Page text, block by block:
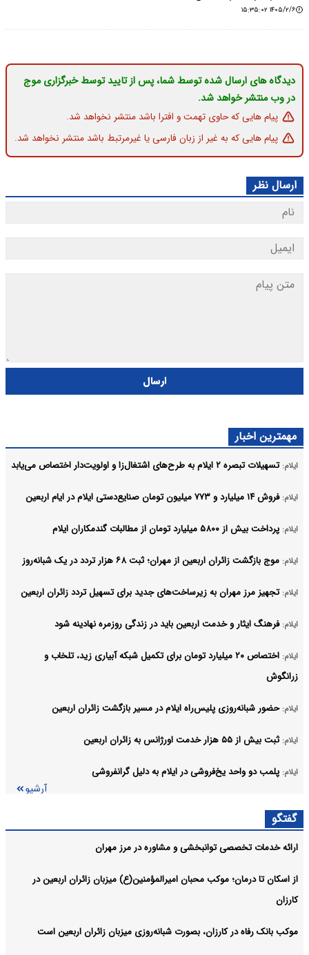
۱۴۰۵/۲/۶ ۱۵:۳۵:۰۲
دیدگاه های ارسال شده توسط شما، پس از تایید توسط خبرگزاری موج
در وب منتشر خواهد شد.
پیام هایی که حاوی تهمت و افترا باشد منتشر نخواهد شد.
پیام هایی که به غیر از زبان فارسی یا غیرمرتبط باشد منتشر نخواهد شد.
ارسال نظر
ارسال
مهمترین اخبار
ایلام: تسهیلات تبصره ۲ ایلام به طرح‌های اشتغال‌زا و اولویت‌دار اختصاص می‌یابد
ایلام: فروش ۱۴ میلیارد و ۷۷۳ میلیون تومان صنایع‌دستی ایلام در ایام اربعین
ایلام: پرداخت بیش از ۵۸۰۰ میلیارد تومان از مطالبات گندمکاران ایلام
ایلام: موج بازگشت زائران اربعین از مهران؛ ثبت ۶۸ هزار تردد در یک شبانه‌روز
ایلام: تجهیز مرز مهران به زیرساخت‌های جدید برای تسهیل تردد زائران اربعین
ایلام: فرهنگ ایثار و خدمت اربعین باید در زندگی روزمره نهادینه شود
ایلام:
اختصاص ۲۰ میلیارد تومان برای تکمیل شبکه آبیاری زید، تلخاب و
زرانگوش
ایلام: حضور شبانه‌روزی پلیس‌راه ایلام در مسیر بازگشت زائران اربعین
ایلام: ثبت بیش از ۵۵ هزار خدمت اورژانس به زائران اربعین
ایلام: پلمب دو واحد یخ‌فروشی در ایلام به دلیل گرانفروشی
آرشیو
گفتگو
ارائه خدمات تخصصی توانبخشی و مشاوره در مرز مهران
از اسکان تا درمان؛ موکب محبان امیرالمؤمنین(ع) میزبان زائران اربعین در
کارزان
موکب بانک رفاه در کارزان، بصورت شبانه‌روزی میزبان زائران اربعین است